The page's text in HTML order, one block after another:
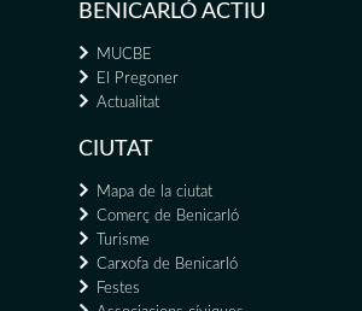
BENICARLÓ ACTIU
MUCBE
El Pregoner
Actualitat
CIUTAT
Mapa de la ciutat
Comerç de Benicarló
Turisme
Carxofa de Benicarló
Festes